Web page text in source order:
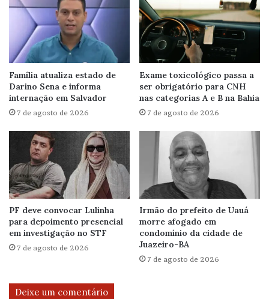
Família atualiza estado de
Darino Sena e informa
internação em Salvador
7 de agosto de 2026
Exame toxicológico passa a
ser obrigatório para CNH
nas categorias A e B na Bahia
7 de agosto de 2026
PF deve convocar Lulinha
para depoimento presencial
em investigação no STF
7 de agosto de 2026
Irmão do prefeito de Uauá
morre afogado em
condomínio da cidade de
Juazeiro-BA
7 de agosto de 2026
Deixe um comentário